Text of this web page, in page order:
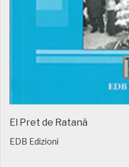
El Pret de Ratanà
EDB Edizioni